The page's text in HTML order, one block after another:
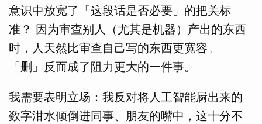
意识中放宽了「这段话是否必要」的把关标
准？ 因为审查别人（尤其是机器）产出的东西
时，人天然比审查自己写的东西更宽容。
「删」反而成了阻力更大的一件事。
我需要表明立场：我反对将人工智能屙出来的
数字泔水倾倒进同事、朋友的嘴中，这十分不